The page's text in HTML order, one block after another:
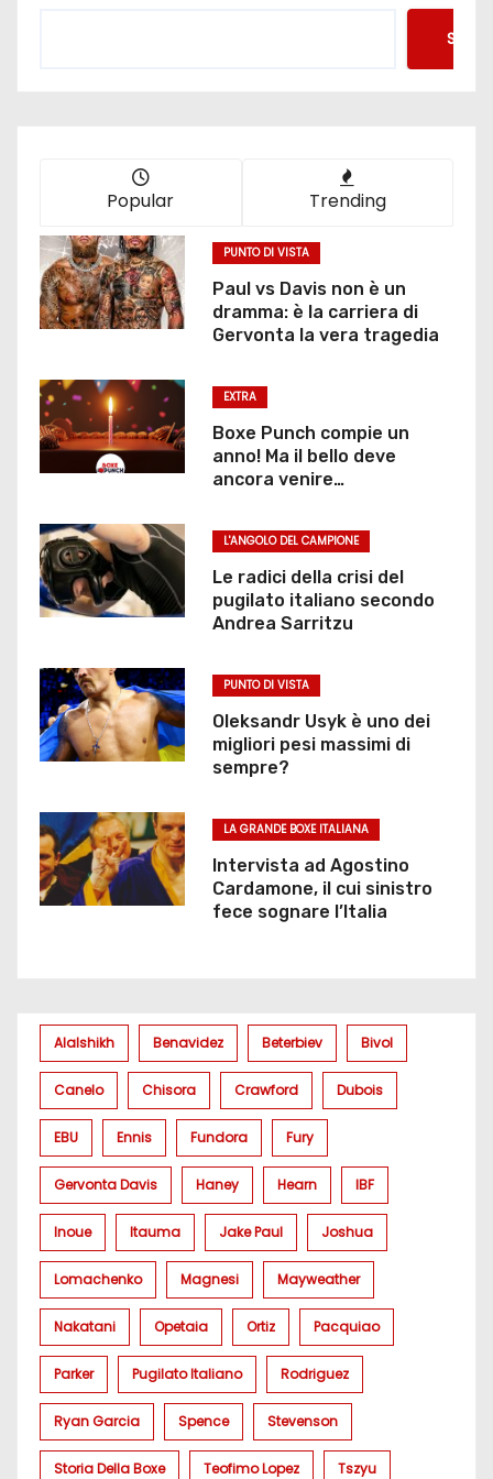
Popular Trending
PUNTO DI VISTA
Paul vs Davis non è un
dramma: è la carriera di
Gervonta la vera tragedia
EXTRA
Boxe Punch compie un
anno! Ma il bello deve
ancora venire…
L'ANGOLO DEL CAMPIONE
Le radici della crisi del
pugilato italiano secondo
Andrea Sarritzu
PUNTO DI VISTA
Oleksandr Usyk è uno dei
migliori pesi massimi di
sempre?
LA GRANDE BOXE ITALIANA
Intervista ad Agostino
Cardamone, il cui sinistro
fece sognare l’Italia
Alalshikh Benavidez Beterbiev Bivol
Canelo Chisora Crawford Dubois
EBU Ennis Fundora Fury
Gervonta Davis Haney Hearn IBF
Inoue Itauma Jake Paul Joshua
Lomachenko Magnesi Mayweather
Nakatani Opetaia Ortiz Pacquiao
Parker Pugilato Italiano Rodriguez
Ryan Garcia Spence Stevenson
Storia Della Boxe Teofimo Lopez Tszyu